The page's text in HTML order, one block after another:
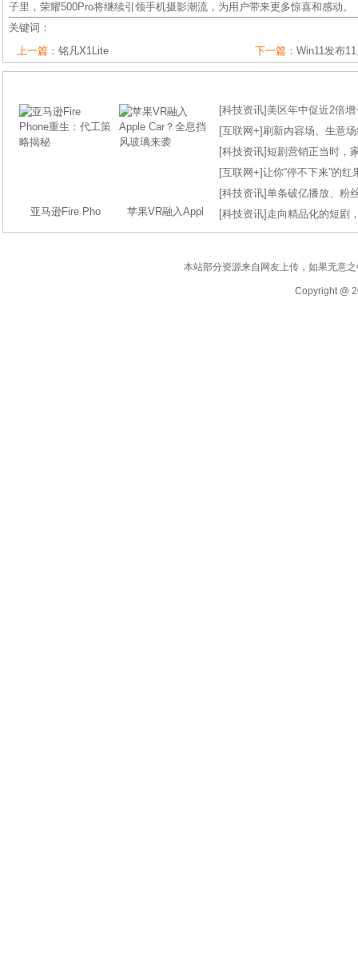
子里，荣耀500Pro将继续引领手机摄影潮流，为用户带来更多惊喜和感动。
关键词：
上一篇： 铭凡X1Lite 下一篇： Win11发布
亚马逊Fire Pho 苹果VR融入Appl
[科技资讯] 美区年中促近2倍
[互联网+] 刷新内容场、生意
[科技资讯]短剧营销正当时，
[互联网+]让你“停不下来”的
[科技资讯]单条破亿播放、粉
[科技资讯] 走向精品化的短剧
本站部分资源来自网友上传，如果无意
Copyright @